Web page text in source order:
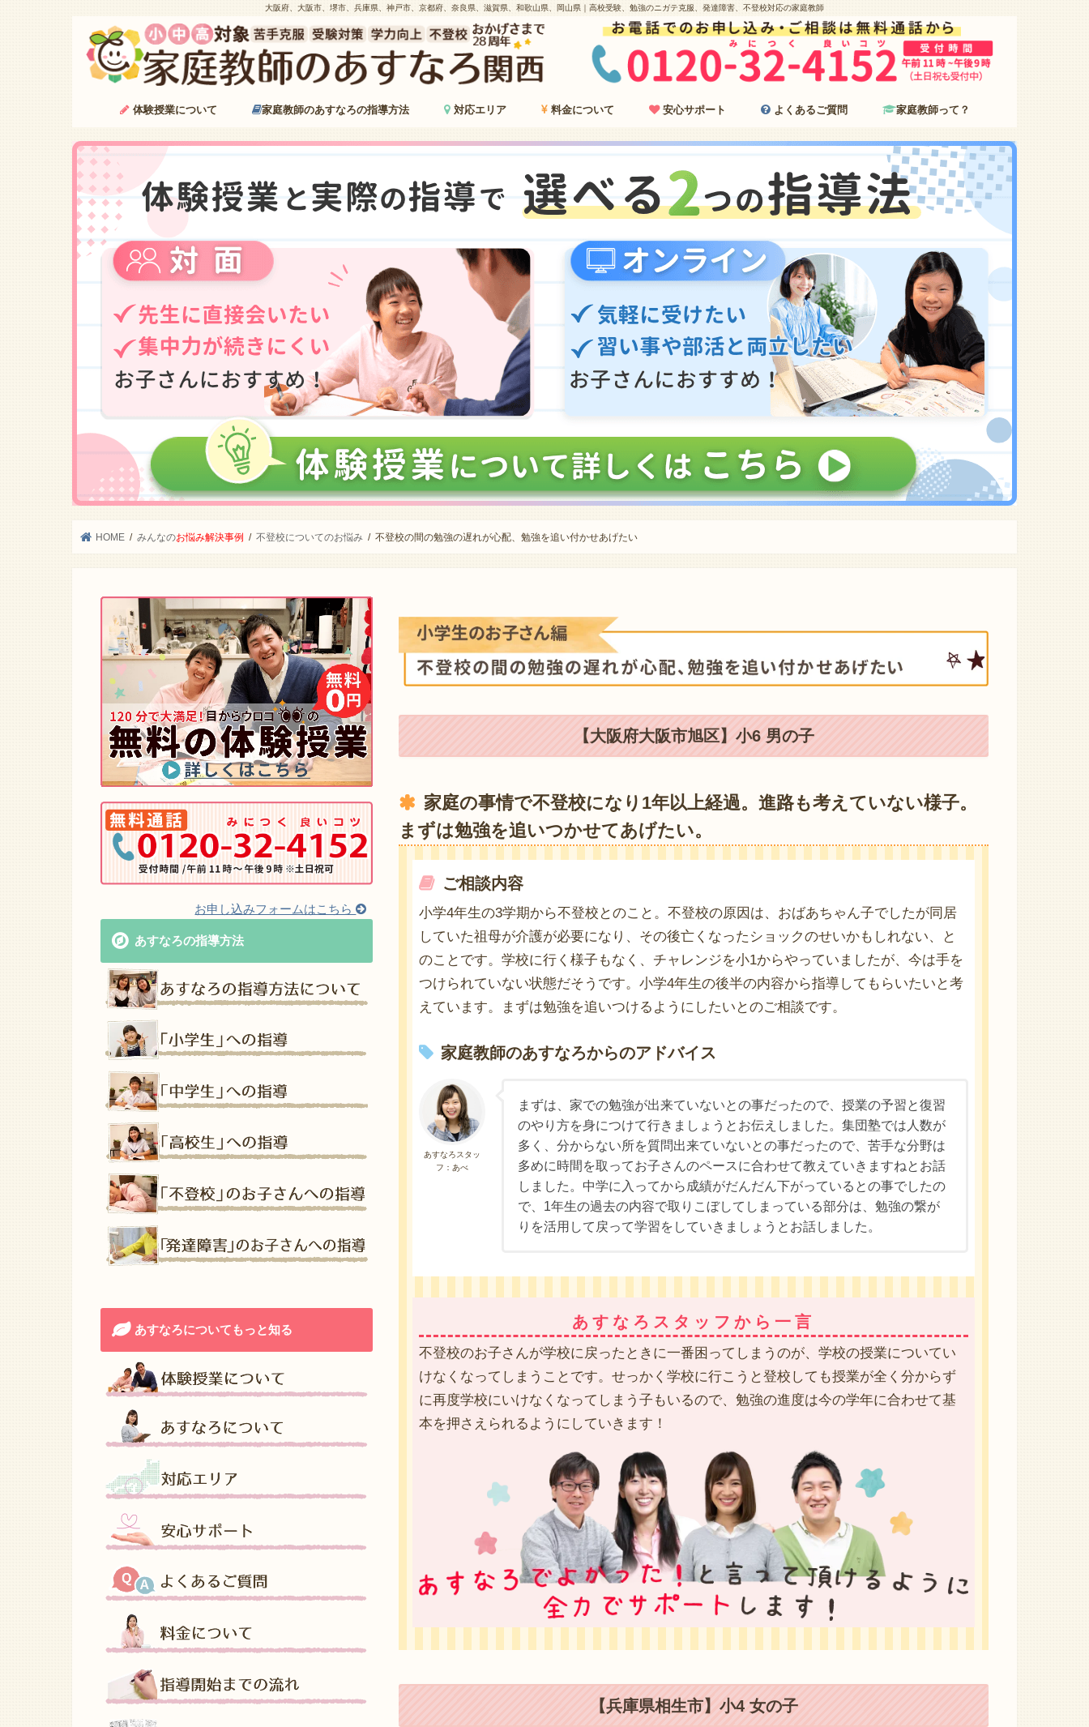
大阪府、大阪市、堺市、兵庫県、神戸市、京都府、奈良県、滋賀県、和歌山県、岡山県｜高校受験、勉強のニガテ克服、発達障害、不登校対応の家庭教師
体験授業について 家庭教師のあすなろの指導方法 対応エリア 料金について 安心サポート よくあるご質問 家庭教師って？
HOME みんなのお悩み解決事例 不登校についてのお悩み 不登校の間の勉強の遅れが心配、勉強を追い付かせあげたい
【大阪府大阪市旭区】小6 男の子
家庭の事情で不登校になり1年以上経過。進路も考えていない様子。
まずは勉強を追いつかせてあげたい。
ご相談内容
小学4年生の3学期から不登校とのこと。不登校の原因は、おばあちゃん子でしたが同居
していた祖母が介護が必要になり、その後亡くなったショックのせいかもしれない、と
のことです。学校に行く様子もなく、チャレンジを小1からやっていましたが、今は手を
つけられていない状態だそうです。小学4年生の後半の内容から指導してもらいたいと考
えています。まずは勉強を追いつけるようにしたいとのご相談です。
家庭教師のあすなろからのアドバイス
あすなろスタッ
フ：あべ
まずは、家での勉強が出来ていないとの事だったので、授業の予習と復習
のやり方を身につけて行きましょうとお伝えしました。集団塾では人数が
多く、分からない所を質問出来ていないとの事だったので、苦手な分野は
多めに時間を取ってお子さんのペースに合わせて教えていきますねとお話
しました。中学に入ってから成績がだんだん下がっているとの事でしたの
で、1年生の過去の内容で取りこぼしてしまっている部分は、勉強の繋が
りを活用して戻って学習をしていきましょうとお話しました。
あすなろスタッフから一言
不登校のお子さんが学校に戻ったときに一番困ってしまうのが、学校の授業についてい
けなくなってしまうことです。せっかく学校に行こうと登校しても授業が全く分からず
に再度学校にいけなくなってしまう子もいるので、勉強の進度は今の学年に合わせて基
本を押さえられるようにしていきます！
【兵庫県相生市】小4 女の子
お申し込みフォームはこちら
あすなろの指導方法
あすなろについてもっと知る